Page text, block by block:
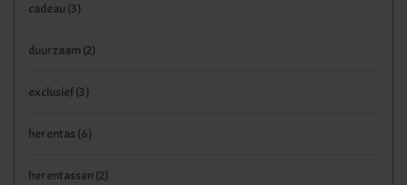
cadeau(3)
duurzaam (2)
exclusief(3)
herentas (6)
herentassen (2)